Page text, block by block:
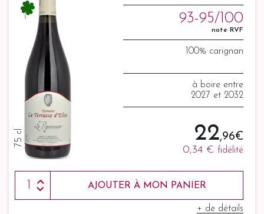
75 cl
93-95/100
note RVF
100% carignan
à boire entre
2027 et 2032
22,96 €
0,34 € fidélité
AJOUTER À MON PANIER
+ de détails